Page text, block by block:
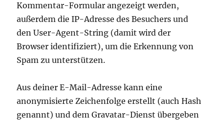
Kommentar-Formular angezeigt werden,
außerdem die IP-Adresse des Besuchers und
den User-Agent-String (damit wird der
Browser identifiziert), um die Erkennung von
Spam zu unterstützen.
Aus deiner E-Mail-Adresse kann eine
anonymisierte Zeichenfolge erstellt (auch Hash
genannt) und dem Gravatar-Dienst übergeben